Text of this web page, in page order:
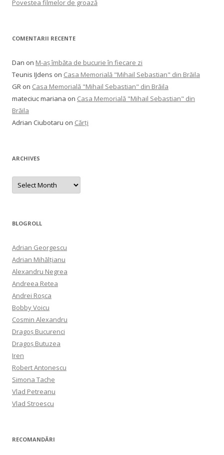
Povestea filmelor de groază
COMENTARII RECENTE
Dan on M-aș îmbăta de bucurie în fiecare zi
Teunis IJdens on Casa Memorială "Mihail Sebastian" din Brăila
GR on Casa Memorială "Mihail Sebastian" din Brăila
mateciuc mariana on Casa Memorială "Mihail Sebastian" din
Brăila
Adrian Ciubotaru on Cărți
ARCHIVES
Archives
BLOGROLL
Adrian Georgescu
Adrian Mihălțianu
Alexandru Negrea
Andreea Retea
Andrei Roșca
Bobby Voicu
Cosmin Alexandru
Dragoș Bucurenci
Dragoș Butuzea
Iren
Robert Antonescu
Simona Tache
Vlad Petreanu
Vlad Stroescu
RECOMANDĂRI